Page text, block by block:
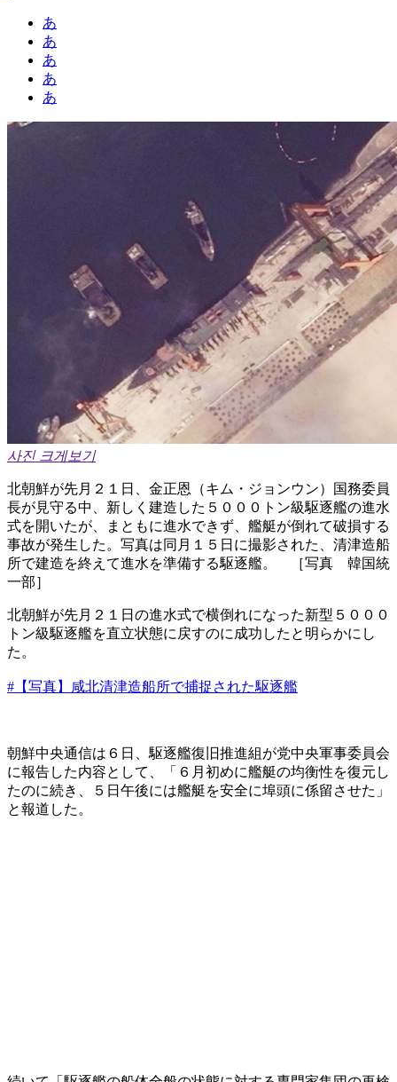
あ
あ
あ
あ
あ
사진 크게보기
北朝鮮が先月２１日、金正恩（キム・ジョンウン）国務委員
長が見守る中、新しく建造した５０００トン級駆逐艦の進水
式を開いたが、まともに進水できず、艦艇が倒れて破損する
事故が発生した。写真は同月１５日に撮影された、清津造船
所で建造を終えて進水を準備する駆逐艦。 ［写真 韓国統
一部］
北朝鮮が先月２１日の進水式で横倒れになった新型５０００
トン級駆逐艦を直立状態に戻すのに成功したと明らかにし
た。
#【写真】咸北清津造船所で捕捉された駆逐艦
朝鮮中央通信は６日、駆逐艦復旧推進組が党中央軍事委員会
に報告した内容として、「６月初めに艦艇の均衡性を復元し
たのに続き、５日午後には艦艇を安全に埠頭に係留させた」
と報道した。